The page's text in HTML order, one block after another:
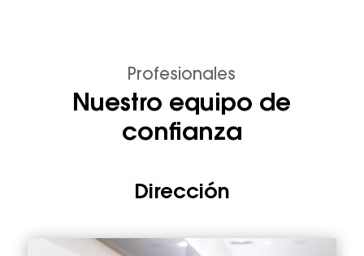
Profesionales
Nuestro equipo de
confianza
Dirección